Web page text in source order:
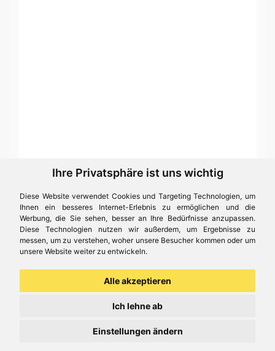
Ihre Privatsphäre ist uns wichtig
Diese Website verwendet Cookies und Targeting Technologien, um
Ihnen ein besseres Internet-Erlebnis zu ermöglichen und die
Werbung, die Sie sehen, besser an Ihre Bedürfnisse anzupassen.
Diese Technologien nutzen wir außerdem, um Ergebnisse zu
messen, um zu verstehen, woher unsere Besucher kommen oder um
unsere Website weiter zu entwickeln.
Alle akzeptieren
Ich lehne ab
Einstellungen ändern
Krippenfiguren in verschiedenen Größen